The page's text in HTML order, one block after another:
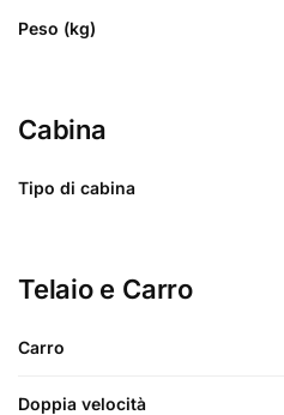
Peso (kg)
Cabina
Tipo di cabina
Telaio e Carro
Carro
Doppia velocità